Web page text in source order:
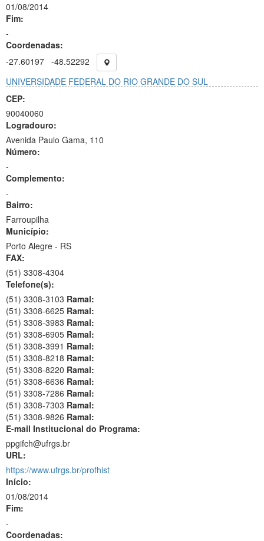
01/08/2014
Fim:
-
Coordenadas:
-27.60197 -48.52292
UNIVERSIDADE FEDERAL DO RIO GRANDE DO SUL
CEP:
90040060
Logradouro:
Avenida Paulo Gama, 110
Número:
-
Complemento:
-
Bairro:
Farroupilha
Município:
Porto Alegre - RS
FAX:
(51) 3308-4304
Telefone(s):
(51) 3308-3103 Ramal:
(51) 3308-6625 Ramal:
(51) 3308-3983 Ramal:
(51) 3308-6905 Ramal:
(51) 3308-3991 Ramal:
(51) 3308-8218 Ramal:
(51) 3308-8220 Ramal:
(51) 3308-6636 Ramal:
(51) 3308-7286 Ramal:
(51) 3308-7303 Ramal:
(51) 3308-9826 Ramal:
E-mail Institucional do Programa:
ppgifch@ufrgs.br
URL:
https://www.ufrgs.br/profhist
Início:
01/08/2014
Fim:
-
Coordenadas: